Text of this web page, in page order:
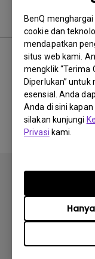
BenQ
cookie dan
mendapatkan
situs web kami.
mengklik “Terima
Diperlukan”
esensial. Anda
Anda di sini
silakan kunjungi
Privasi kami.
Perangkat Lunak
Tidak